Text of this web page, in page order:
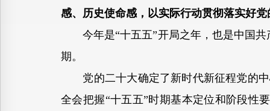
感、历史使命感，以实际行动贯彻落实好
今年是“十五五”开局之年，也是中国共
期。
党的二十大确定了新时代新征程党的中
全会把握“十五五”时期基本定位和阶段性